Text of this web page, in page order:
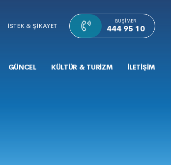
İSTEK & ŞİKAYET
BUŞIMER
444 95 10
GÜNCEL KÜLTÜR & TURİZM İLETİŞİM